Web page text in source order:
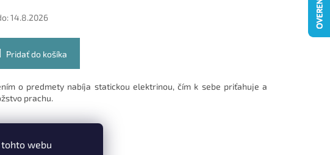
webu
14.8.2026
Pridať do košíka
o predmety nabíja statickou elektrinou, čím k sebe priťahuje a
prachu.